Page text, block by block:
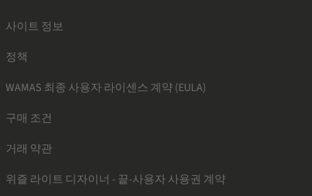
사이트 정보
정책
WAMAS 최종 사용자 라이센스 계약 (EULA)
구매 조건
거래 약관
위즐 라이트 디자이너 - 끝-사용자 사용권 계약